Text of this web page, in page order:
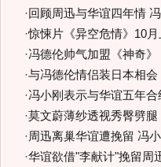
·回顾周迅与华谊四年情
·惊悚片《异空危情》10
·冯德伦帅气加盟《神奇
·与冯德伦情侣装日本相
·冯小刚表示与华谊五年
·莫文蔚薄纱透视秀臀劈
·周迅离巢华谊遭挽留 冯
·华谊欲借"李献计"挽留周